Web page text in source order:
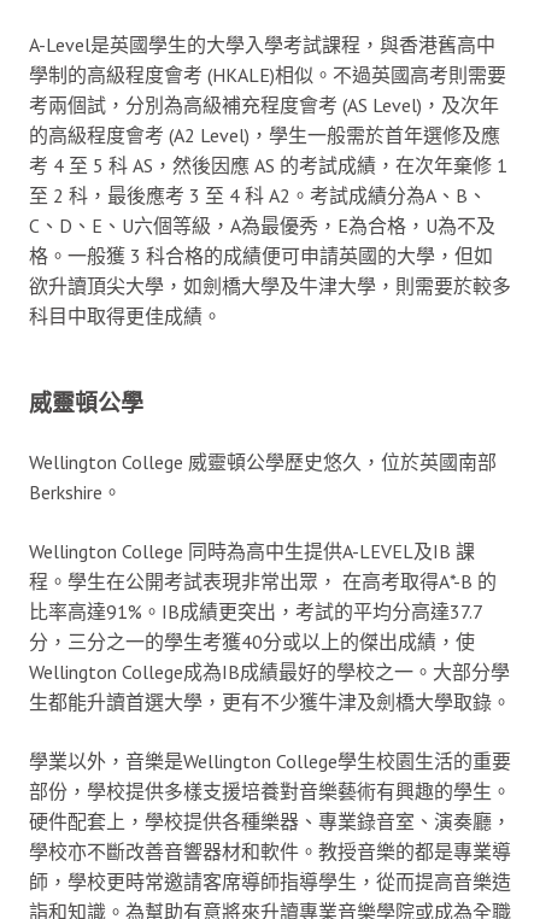
A-Level是英國學生的大學入學考試課程，與香港舊高中
學制的高級程度會考 (HKALE)相似。不過英國高考則需要
考兩個試，分別為高級補充程度會考 (AS Level)，及次年
的高級程度會考 (A2 Level)，學生一般需於首年選修及應
考 4 至 5 科 AS，然後因應 AS 的考試成績，在次年棄修 1
至 2 科，最後應考 3 至 4 科 A2。考試成績分為A、B、
C、D、E、U六個等級，A為最優秀，E為合格，U為不及
格。一般獲 3 科合格的成績便可申請英國的大學，但如
欲升讀頂尖大學，如劍橋大學及牛津大學，則需要於較多
科目中取得更佳成績。
威靈頓公學
Wellington College 威靈頓公學歷史悠久，位於英國南部
Berkshire。
Wellington College 同時為高中生提供A-LEVEL及IB 課
程。學生在公開考試表現非常出眾， 在高考取得A*-B 的
比率高達91%。IB成績更突出，考試的平均分高達37.7
分，三分之一的學生考獲40分或以上的傑出成績，使
Wellington College成為IB成績最好的學校之一。大部分學
生都能升讀首選大學，更有不少獲牛津及劍橋大學取錄。
學業以外，音樂是Wellington College學生校園生活的重要
部份，學校提供多樣支援培養對音樂藝術有興趣的學生。
硬件配套上，學校提供各種樂器、專業錄音室、演奏廳，
學校亦不斷改善音響器材和軟件。教授音樂的都是專業導
師，學校更時常邀請客席導師指導學生，從而提高音樂造
詣和知識。為幫助有意將來升讀專業音樂學院或成為全職